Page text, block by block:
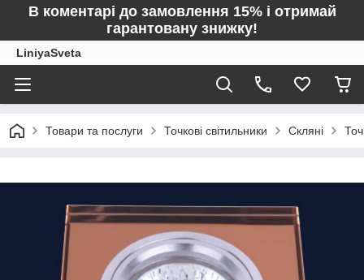
В коментарі до замовлення 15% і отримай
гарантовану знижку!
LiniyaSveta
Товари та послуги Точкові світильники Скляні